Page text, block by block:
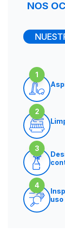
NOS
1
2
3
4
uso